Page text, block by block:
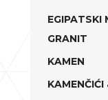
EGIPATSKI
GRANIT
KAMEN